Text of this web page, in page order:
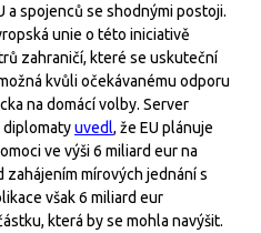
a spojenců se shodnými postoji.
unie o této iniciativě
zahraničí, které se uskuteční
kvůli očekávanému odporu
na domácí volby. Server
diplomatyuvedl, že EU plánuje
ve výši 6 miliard eur na
mírových jednání s
však 6 miliard eur
která by se mohla navýšit.